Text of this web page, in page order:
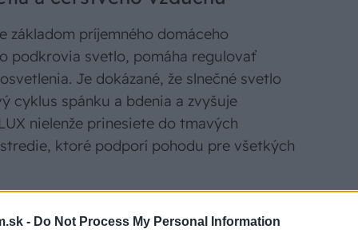
- Do Not Process My Personal Information
základom príjemného domáceho
podkrovia svetlo, pomáha regulovať
Je dokázané, že slnečné svetlo
cyklus spánku a bdenia a zvyšuje
nielenže prinesiete do tmavých
ktoré podporí pohodu pre všetkých
treba myslieť aj na dobré vetranie. To